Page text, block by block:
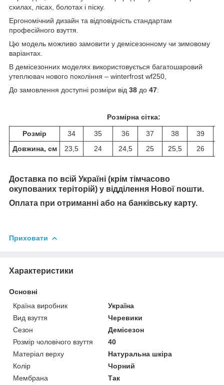
схилах, лісах, болотах і піску.
Ергономічний дизайн та відповідність стандартам
професійного взуття.
Цю модель можливо замовити у демісезонному чи зимовому
варіантах.
В демісезонних моделях використовується багатошаровий
утеплювач нового покоління – winterfrost wf250,
До замовлення доступні розміри від 38 до 47:
Розмірна сітка:
Розмір 34 35 36 37 38 39
Довжина, см
23,5 24 24,5 25 25,5 26
Доставка по всій Україні (крім тімчасово
окупованих теріторій) у відділення Нової пошти.
Оплата при отриманні або на банківську карту.
Приховати
Характеристики
Основні
Країна виробник
Україна
Вид взуття
Черевики
Сезон
Демісезон
Розмір чоловічого взуття
40
Матеріал верху
Натуральна шкіра
Колір
Чорний
Мембрана
Так